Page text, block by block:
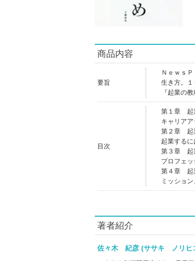
商品内容
要旨
Ｎｅｗｓ
生き方。
『起業の
目次
第１章 起
キャリア
第２章 起
起業する
第３章 起
プロフェ
第４章 起
ミッショ
著者紹介
佐々木 紀彦 (ササキ ノリ